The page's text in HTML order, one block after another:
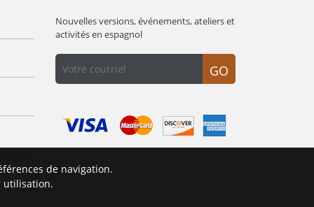
Nouvelles versions, événements, ateliers et
activités en espagnol
GO
de navigation.
utilisation.